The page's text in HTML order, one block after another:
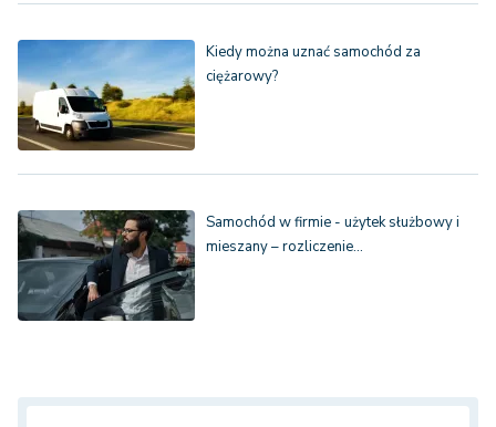
Kiedy można uznać samochód za
ciężarowy?
Samochód w firmie - użytek służbowy i
mieszany – rozliczenie…